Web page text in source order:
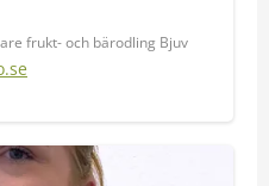
frukt- och bärodling Bjuv